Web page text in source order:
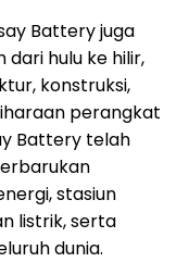
Battery juga
hulu ke hilir,
konstruksi,
perangkat
Battery telah
stasiun
listrik, serta
dunia.